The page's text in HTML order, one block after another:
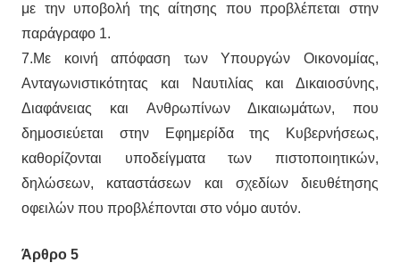
με την υποβολή της αίτησης που προβλέπεται στην
παράγραφο 1.
7.Με κοινή απόφαση των Υπουργών Οικονομίας,
Ανταγωνιστικότητας και Ναυτιλίας και Δικαιοσύνης,
Διαφάνειας και Ανθρωπίνων Δικαιωμάτων, που
δημοσιεύεται στην Εφημερίδα της Κυβερνήσεως,
καθορίζονται υποδείγματα των πιστοποιητικών,
δηλώσεων, καταστάσεων και σχεδίων διευθέτησης
οφειλών που προβλέπονται στο νόμο αυτόν.
Άρθρο 5